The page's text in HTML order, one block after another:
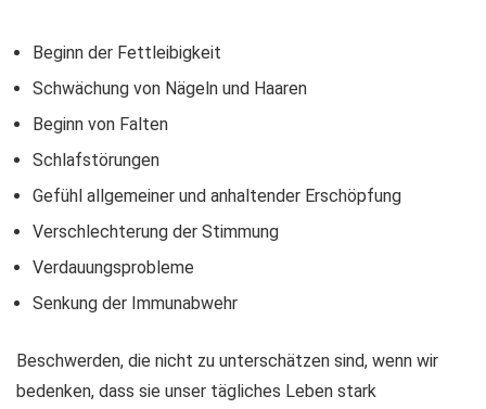
Beginn der Fettleibigkeit
Schwächung von Nägeln und Haaren
Beginn von Falten
Schlafstörungen
Gefühl allgemeiner und anhaltender Erschöpfung
Verschlechterung der Stimmung
Verdauungsprobleme
Senkung der Immunabwehr
Beschwerden, die nicht zu unterschätzen sind, wenn wir
bedenken, dass sie unser tägliches Leben stark